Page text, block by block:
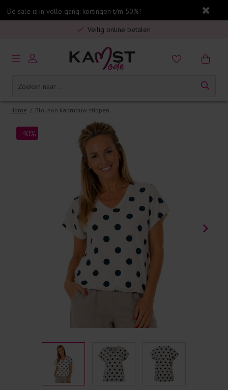
De sale is in volle gang: kortingen t/m 50%!
Gratis verzending in Nederland vanaf €75,-
Veilig online betalen
5% spaarbonus op jouw aankoop
Gratis verzending in Nederland vanaf €75,-
Home / Blouson kapmouw stippen
-40%